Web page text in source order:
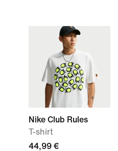
Nike Club Rules
T-shirt
44,99 €